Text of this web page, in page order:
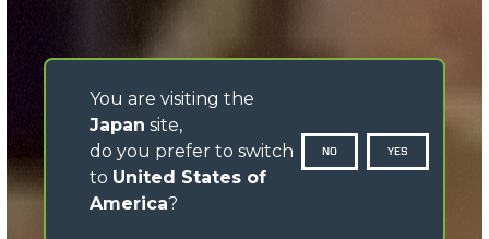
You are visiting the
Japan site,
do you prefer to switch
to United States of
America?
NO YES